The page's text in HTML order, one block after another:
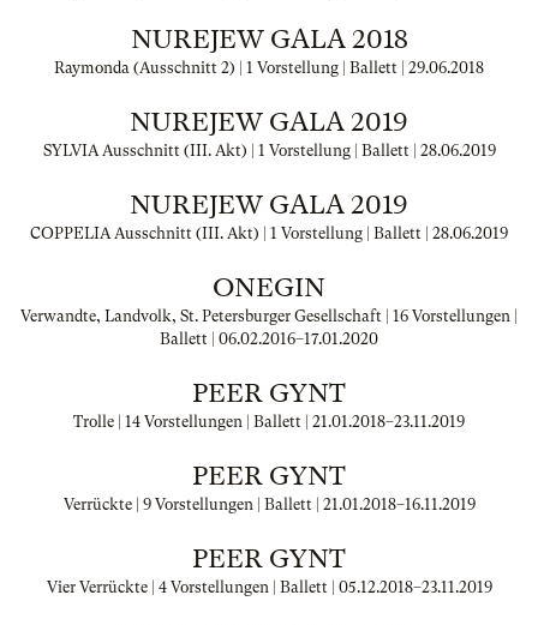
NUREJEW GALA 2018
Raymonda (Ausschnitt 2) | 1 Vorstellung | Ballett | 29.06.2018
NUREJEW GALA 2019
SYLVIA Ausschnitt (III. Akt) | 1 Vorstellung | Ballett | 28.06.2019
NUREJEW GALA 2019
COPPELIA Ausschnitt (III. Akt) | 1 Vorstellung | Ballett | 28.06.2019
ONEGIN
Verwandte, Landvolk, St. Petersburger Gesellschaft | 16 Vorstellungen |
Ballett | 06.02.2016–17.01.2020
PEER GYNT
Trolle | 14 Vorstellungen | Ballett | 21.01.2018–23.11.2019
PEER GYNT
Verrückte | 9 Vorstellungen | Ballett | 21.01.2018–16.11.2019
PEER GYNT
Vier Verrückte | 4 Vorstellungen | Ballett | 05.12.2018–23.11.2019